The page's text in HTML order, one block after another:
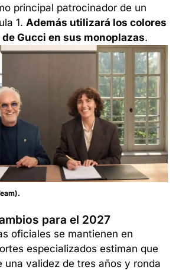
principal patrocinador de un
1.Además utilizará los colores
Gucci en sus monoplazas.
para el 2027
oficiales se mantienen en
especializados estiman que
una validez de tres años y ronda